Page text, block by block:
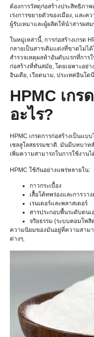
ต้องการวัสดุก่อสร้างประสิทธิภา
เร่งการขยายตัวของเมือง, และ
ผู้รับเหมาและผู้ผลิตให้นำสารผส
ในหมู่เหล่านี้, การก่อสร้างเกรด
กลายเป็นสารเติมแต่งที่ขาดไม่ไ
สำรวจเหตุผลห้าอันดับแรกที่การใ
ก่อสร้างที่ทันสมัย, โดยเฉพาะอย่
อินเดีย, เวียดนาม, ประเทศอินโ
HPMC เกร
อะไร?
HPMC เกรดการก่อสร้างเป็นแบ
เซลลูโลสธรรมชาติ. มันมีบทบาท
เพิ่มความสามารถในการใช้งาน
HPMC ใช้กันอย่างแพร่หลายใน:
กาวกระเบื้อง
เสื้อโค้ทพร่องและการวาง
เรนเดอร์และพลาสเตอร์
สารประกอบพื้นระดับตนเ
จริยธรรม (ระบบคอมโพ
ความนิยมของมันอยู่ที่ความสาม
ต่างๆ.